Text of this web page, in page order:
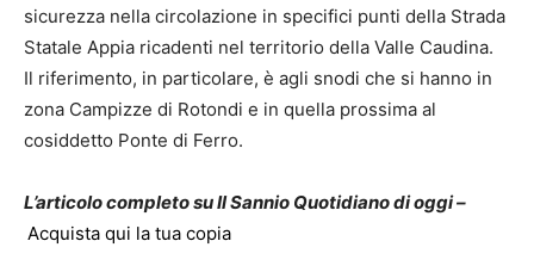
sicurezza nella circolazione in specifici punti della Strada
Statale Appia ricadenti nel territorio della Valle Caudina.
Il riferimento, in particolare, è agli snodi che si hanno in
zona Campizze di Rotondi e in quella prossima al
cosiddetto Ponte di Ferro.
L’articolo completo su Il Sannio Quotidiano di oggi –
Acquista qui la tua copia